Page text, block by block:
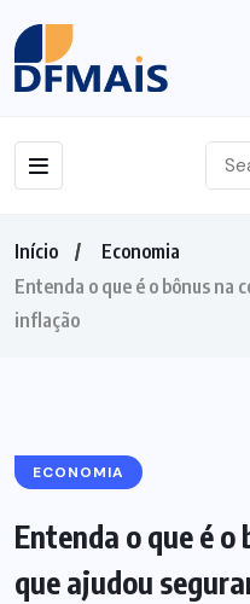
Início
Economia
Entenda o que é o bônus na
inflação
ECONOMIA
Entenda o que é o
que ajudou